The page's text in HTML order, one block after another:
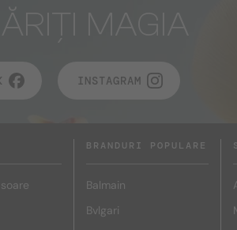
MAGIA
INSTAGRAM
BRANDURI POPULARE
Balmain
Bvlgari